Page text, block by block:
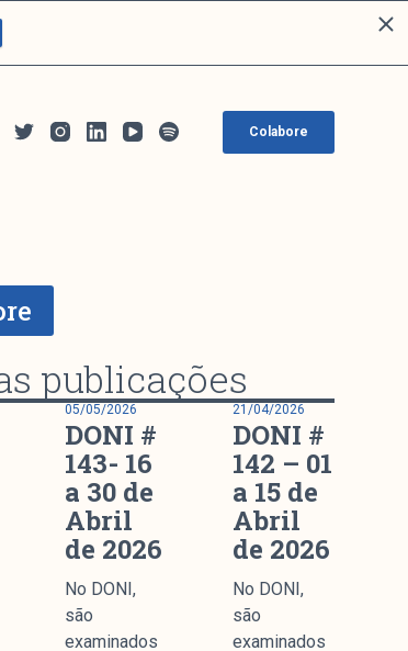
Colabore
publicações
05/05/2026
DONI #
143- 16
a 30 de
Abril
de 2026
No DONI,
são
examinados
21/04/2026
DONI #
142 – 01
a 15 de
Abril
de 2026
No DONI,
são
examinados